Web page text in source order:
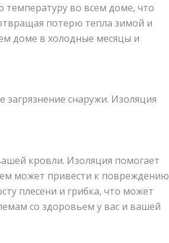
во всем доме, что
потерю тепла зимой и
доме в холодные месяцы и
снаружи. Изоляция
кровли. Изоляция помогает
может привести к повреждению
плесени и грибка, что может
со здоровьем у вас и вашей